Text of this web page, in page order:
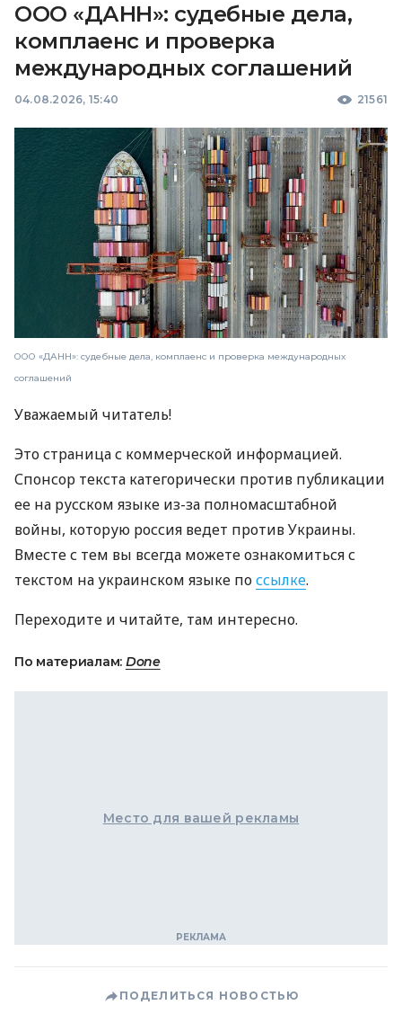
ООО «ДАНН»: судебные дела,
комплаенс и проверка
международных соглашений
04.08.2026, 15:40 21561
ООО «ДАНН»: судебные дела, комплаенс и проверка международных
соглашений
Уважаемый читатель!
Это страница с коммерческой информацией.
Спонсор текста категорически против публикации
ее на русском языке из-за полномасштабной
войны, которую россия ведет против Украины.
Вместе с тем вы всегда можете ознакомиться с
текстом на украинском языке поссылке.
Переходите и читайте, там интересно.
По материалам: Done
Место для вашей рекламы
ПОДЕЛИТЬСЯ НОВОСТЬЮ